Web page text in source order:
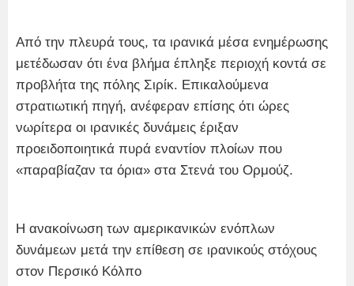
Από την πλευρά τους, τα ιρανικά μέσα ενημέρωσης
μετέδωσαν ότι ένα βλήμα έπληξε περιοχή κοντά σε
προβλήτα της πόλης Σιρίκ. Επικαλούμενα
στρατιωτική πηγή, ανέφεραν επίσης ότι ώρες
νωρίτερα οι ιρανικές δυνάμεις έριξαν
προειδοποιητικά πυρά εναντίον πλοίων που
«παραβίαζαν τα όρια» στα Στενά του Ορμούζ.
Η ανακοίνωση των αμερικανικών ενόπλων
δυνάμεων μετά την επίθεση σε ιρανικούς στόχους
στον Περσικό Κόλπο